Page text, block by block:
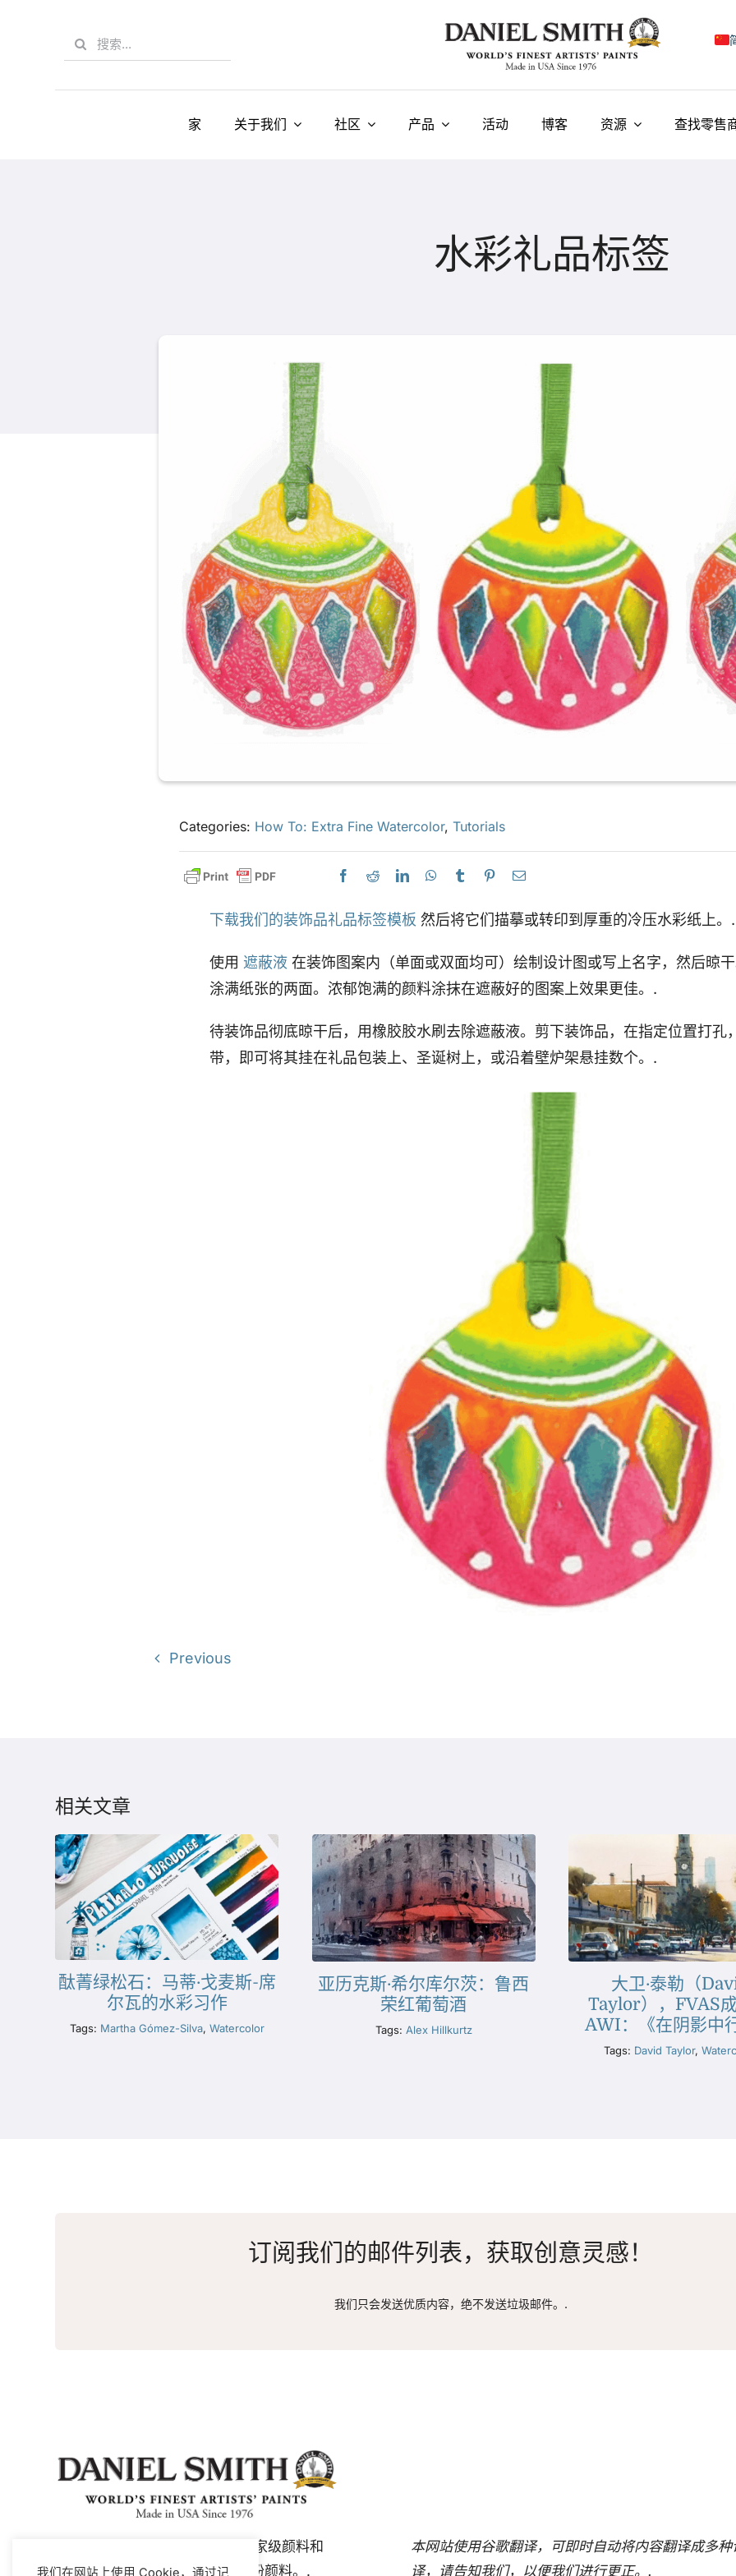
Search
for:
家 关于我们 社区 产品 活动 博客 资源 查找零售
水彩礼品标签
Categories: How To: Extra Fine Watercolor,Tutorials
下载我们的装饰品礼品标签模板 然后将它们描摹或转印到厚重的冷压水彩纸上。.
使用 遮蔽液 在装饰图案内（单面或双面均可）绘制设计图或写上名字，然后晾
涂满纸张的两面。浓郁饱满的颜料涂抹在遮蔽好的图案上效果更佳。.
待装饰品彻底晾干后，用橡胶胶水刷去除遮蔽液。剪下装饰品，在指定位置打孔
带，即可将其挂在礼品包装上、圣诞树上，或沿着壁炉架悬挂数个。.
Previous
相关文章
酞菁绿松石：马蒂·戈麦斯-席
尔瓦的水彩习作
Tags: Martha Gómez-Silva, Watercolor
亚历克斯·希尔库尔茨：鲁西
荣红葡萄酒
Tags: Alex Hillkurtz
大卫·泰勒（
Taylor），FVAS
AWI：《在阴影中
Tags: David Taylor,
订阅我们的邮件列表，获取创意灵感！
我们只会发送优质内容，绝不发送垃圾邮件。.
Daniel Smith 是全球领先的艺术家级颜料和
媒介制造商，产品包括水彩和水粉颜料。.
本网站使用谷歌翻译，可即时自动将内容翻译成多
译，请告知我们，以便我们进行更正。.
我们在网站上使用 Cookie，通过记